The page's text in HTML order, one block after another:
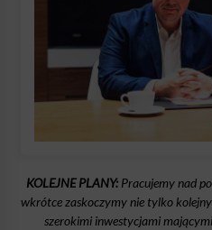
KOLEJNE PLANY: Pracujemy nad
wkrótce zaskoczymy nie tylko
szerokimi inwestycjami